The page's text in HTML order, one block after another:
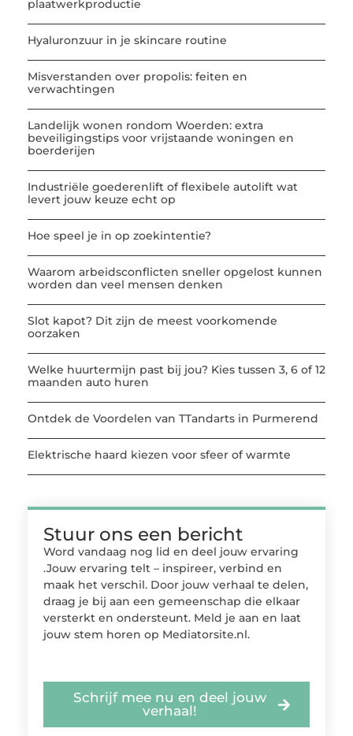
plaatwerkproductie
Hyaluronzuur in je skincare routine
Misverstanden over propolis: feiten en
verwachtingen
Landelijk wonen rondom Woerden: extra
beveiligingstips voor vrijstaande woningen en
boerderijen
Industriële goederenlift of flexibele autolift wat
levert jouw keuze echt op
Hoe speel je in op zoekintentie?
Waarom arbeidsconflicten sneller opgelost kunnen
worden dan veel mensen denken
Slot kapot? Dit zijn de meest voorkomende
oorzaken
Welke huurtermijn past bij jou? Kies tussen 3, 6 of 12
maanden auto huren
Ontdek de Voordelen van TTandarts in Purmerend
Elektrische haard kiezen voor sfeer of warmte
Stuur ons een bericht
Word vandaag nog lid en deel jouw ervaring
.Jouw ervaring telt – inspireer, verbind en
maak het verschil. Door jouw verhaal te delen,
draag je bij aan een gemeenschap die elkaar
versterkt en ondersteunt. Meld je aan en laat
jouw stem horen op Mediatorsite.nl.
Schrijf mee nu en deel jouw
verhaal!